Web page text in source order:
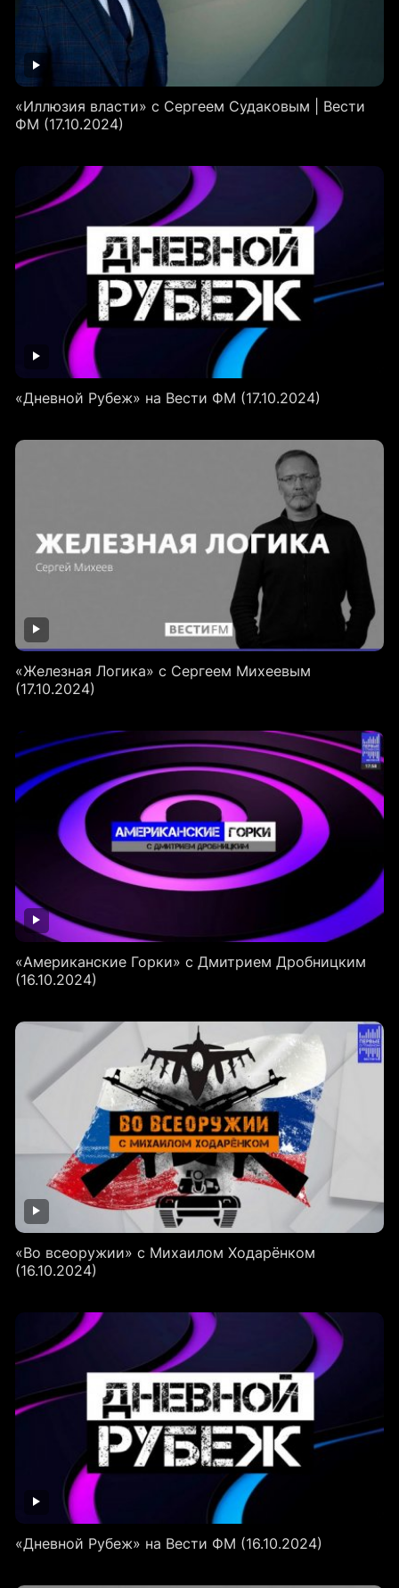
«Иллюзия власти» с Сергеем Судаковым | Вести
ФМ (17.10.2024)
«Дневной Рубеж» на Вести ФМ (17.10.2024)
«Железная Логика» с Сергеем Михеевым
(17.10.2024)
«Американские Горки» с Дмитрием Дробницким
(16.10.2024)
«Во всеоружии» с Михаилом Ходарёнком
(16.10.2024)
«Дневной Рубеж» на Вести ФМ (16.10.2024)